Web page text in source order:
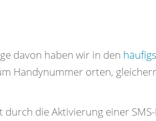
davon haben wir in den
Handynummer orten,
die Aktivierung einer